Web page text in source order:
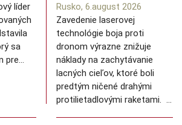
líder
sa
pre…
Rusko, 6.august 2026
Zavedenie laserovej
technológie boja proti
dronom výrazne znižuje
náklady na zachytávanie
lacných cieľov, ktoré boli
predtým ničené drahými
protilietadlovými raketami. …